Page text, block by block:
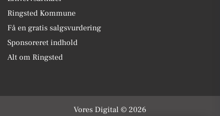
Ringsted Kommune
Få en gratis salgsvurdering
Sponsoreret indhold
Alt om Ringsted
Vores Digital © 2026